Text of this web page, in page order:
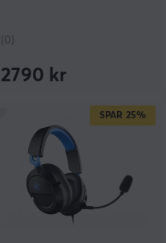
(0)
2790 kr
SPAR 25%